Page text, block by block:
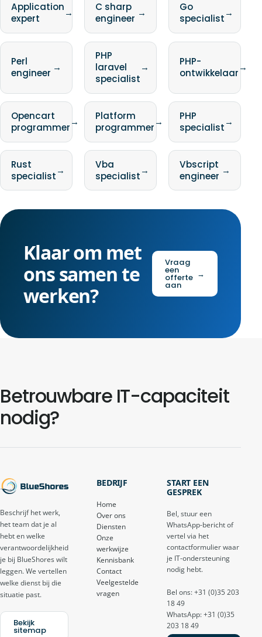
Application
expert
→
C sharp
engineer →
Go
specialist→
Perl
engineer →
PHP
laravel
specialist
→
PHP-
ontwikkelaar→
Opencart
programmer→
Platform
programmer→
PHP
specialist→
Rust
specialist→
Vba
specialist→
Vbscript
engineer →
Klaar om met
ons samen te
werken?
Vraag
een
offerte
aan
→
Betrouwbare IT-capaciteit
nodig?
Beschrijf het werk,
het team dat je al
hebt en welke
verantwoordelijkheid
je bij BlueShores wilt
leggen. We vertellen
welke dienst bij die
situatie past.
Bekijk
sitemap
BEDRIJF
Home
Over ons
Diensten
Onze
werkwijze
Kennisbank
Contact
Veelgestelde
vragen
START EEN
GESPREK
Bel, stuur een
WhatsApp-bericht of
vertel via het
contactformulier waar
je IT-ondersteuning
nodig hebt.
Bel ons: +31 (0)35 203
18 49
WhatsApp: +31 (0)35
203 18 49